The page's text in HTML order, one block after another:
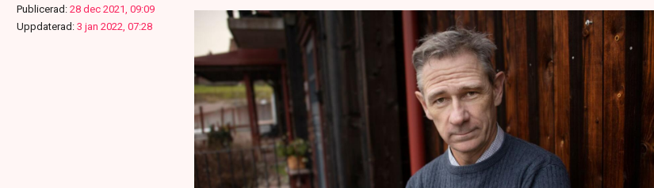
Publicerad: 28 dec 2021, 09:09
Uppdaterad: 3 jan 2022, 07:28